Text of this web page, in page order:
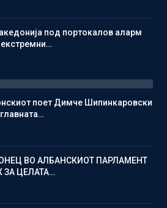
под портокалов аларм
поет Димче Шипинкаровски
ВО АЛБАНСКИОТ ПАРЛАМЕНТ
ЗА ЦЕЛАТА…